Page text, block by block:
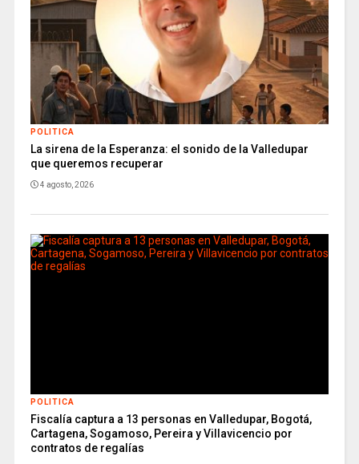
POLITICA
La sirena de la Esperanza: el sonido de la Valledupar
que queremos recuperar
4 agosto, 2026
POLITICA
Fiscalía captura a 13 personas en Valledupar, Bogotá,
Cartagena, Sogamoso, Pereira y Villavicencio por
contratos de regalías